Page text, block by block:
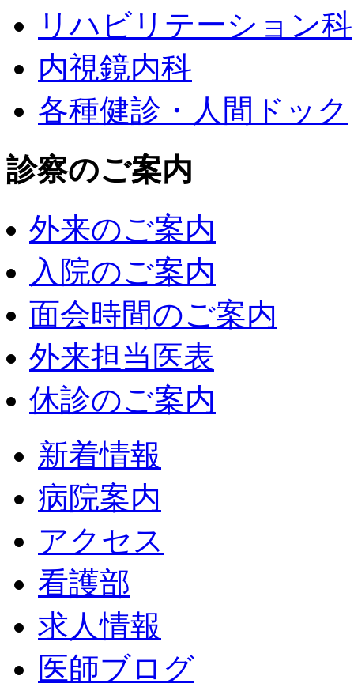
リハビリテーション科
内視鏡内科
各種健診・人間ドック
診察のご案内
外来のご案内
入院のご案内
面会時間のご案内
外来担当医表
休診のご案内
新着情報
病院案内
アクセス
看護部
求人情報
医師ブログ